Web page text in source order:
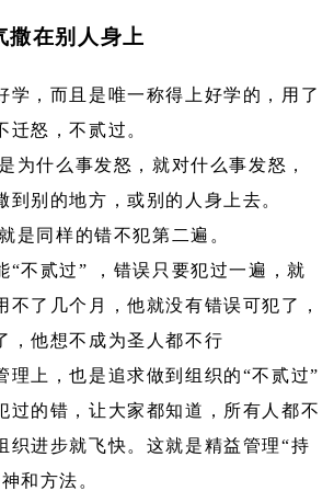
撒在别人身上
学，而且是唯一称得上好学的，用了
迁怒，不贰过。
为什么事发怒，就对什么事发怒，
到别的地方，或别的人身上去。
是同样的错不犯第二遍。
“不贰过” ，错误只要犯过一遍，就
不了几个月，他就没有错误可犯了，
，他想不成为圣人都不行
理上，也是追求做到组织的“不贰过”
过的错，让大家都知道，所有人都不
织进步就飞快。这就是精益管理“持
和方法。